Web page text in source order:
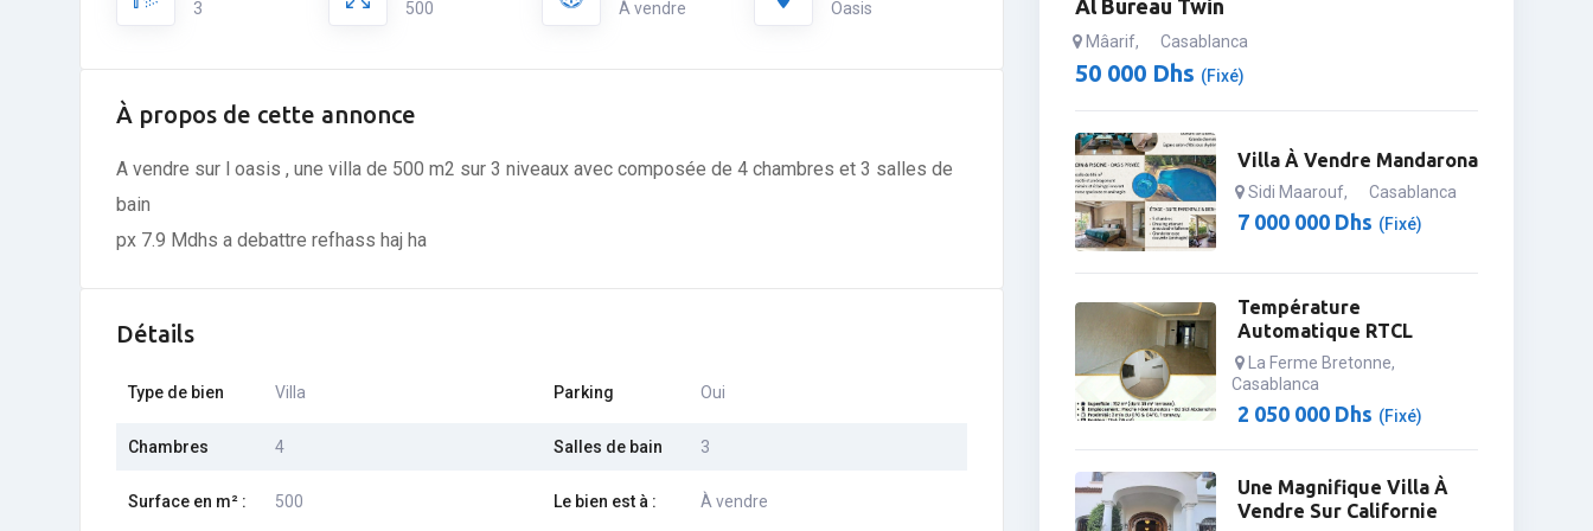
3 500 À vendre Oasis
À propos de cette annonce
A vendre sur l oasis , une villa de 500 m2 sur 3 niveaux avec composée de 4 chambres et 3 salles de
bain
px 7.9 Mdhs a debattre refhass haj ha
Détails
Type de bien Villa Parking Oui
Chambres 4 Salles de bain 3
Surface en m² : 500 Le bien est à : À vendre
Al Bureau Twin
Mâarif, Casablanca
50 000 Dhs (Fixé)
Villa À Vendre Mandarona
Sidi Maarouf, Casablanca
7 000 000 Dhs (Fixé)
Température
Automatique RTCL
La Ferme Bretonne,
Casablanca
2 050 000 Dhs (Fixé)
Une Magnifique Villa À
Vendre Sur Californie